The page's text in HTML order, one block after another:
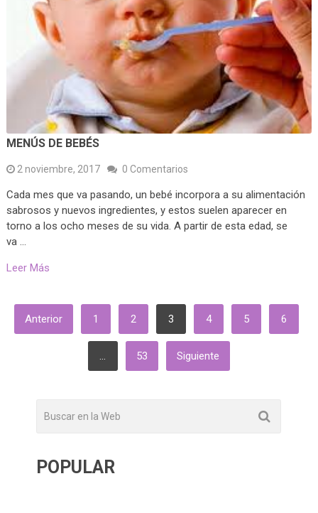
MENÚS DE BEBÉS
2 noviembre, 2017 0 Comentarios
Cada mes que va pasando, un bebé incorpora a su alimentación
sabrosos y nuevos ingredientes, y estos suelen aparecer en
torno a los ocho meses de su vida. A partir de esta edad, se
va …
Leer Más
PAGINACIÓN
DE
ENTRADAS
Anterior 1 2 3 4 5 6
… 53 Siguiente
POPULAR